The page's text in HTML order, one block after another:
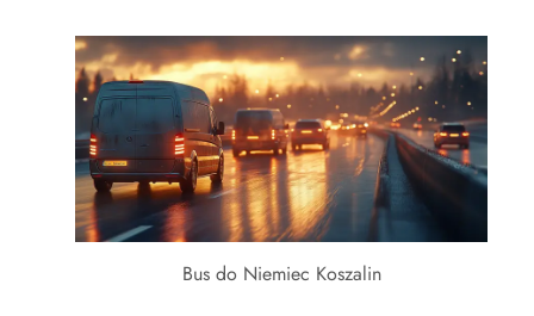
Bus do Niemiec Koszalin